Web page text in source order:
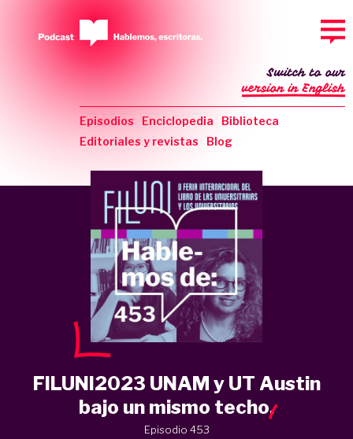
Episodios Enciclopedia
Biblioteca
Editoriales y revistas
Blog
Switch to our
version in English
FILUNI2023 UNAM y UT Austin
bajo un mismo techo.
Episodio 453